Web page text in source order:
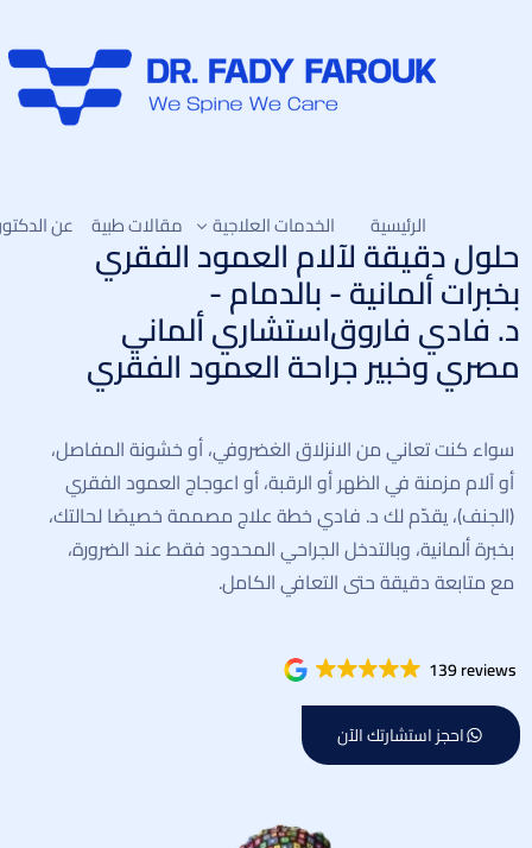
الرئيسية الخدمات العلاجية
العلاج التحفّظي لآلام العمود الفقري
علاج ضغط القناة العصبية العنقية
تصحيح الجنف واعوجاج العمود الفقري
مقالات طبية عن
حلول دقيقة لآلام العمود الفقري
بخبرات ألمانية - بالدمام -
د. فادي فاروقاستشاري ألماني
مصري وخبير جراحة العمود الفقري
سواء كنت تعاني من الانزلاق الغضروفي، أو خشونة المفاصل،
أو آلام مزمنة في الظهر أو الرقبة، أو اعوجاج العمود الفقري
(الجنف)، يقدّم لك د. فادي خطة علاج مصممة خصيصًا لحالتك،
بخبرة ألمانية، وبالتدخل الجراحي المحدود فقط عند الضرورة،
مع متابعة دقيقة حتى التعافي الكامل.
139 reviews
احجز استشارتك الآن